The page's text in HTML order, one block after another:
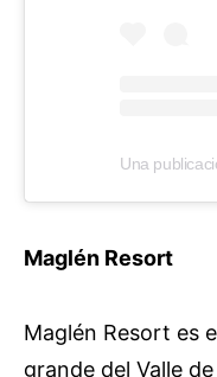
Maglén Resort
Maglén Resort es
grande del Valle